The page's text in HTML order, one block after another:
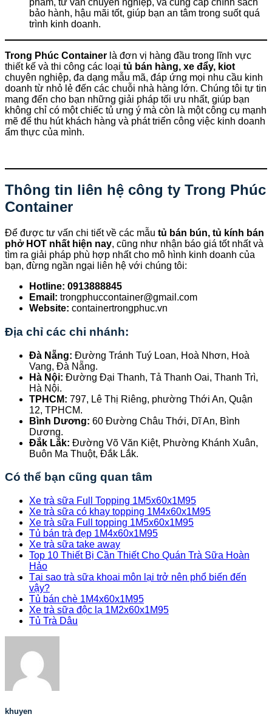
phẩm, tư vấn chuyên nghiệp, và cung cấp chính sách
bảo hành, hậu mãi tốt, giúp bạn an tâm trong suốt quá
trình kinh doanh.
Trong Phúc Container là đơn vị hàng đầu trong lĩnh vực
thiết kế và thi công các loại tủ bán hàng, xe đẩy, kiot
chuyên nghiệp, đa dạng mẫu mã, đáp ứng mọi nhu cầu kinh
doanh từ nhỏ lẻ đến các chuỗi nhà hàng lớn. Chúng tôi tự tin
mang đến cho bạn những giải pháp tối ưu nhất, giúp bạn
không chỉ có một chiếc tủ ưng ý mà còn là một công cụ mạnh
mẽ để thu hút khách hàng và phát triển công việc kinh doanh
ẩm thực của mình.
Thông tin liên hệ công ty Trong Phúc
Container
Để được tư vấn chi tiết về các mẫu tủ bán bún, tủ kính bán
phở HOT nhất hiện nay, cũng như nhận báo giá tốt nhất và
tìm ra giải pháp phù hợp nhất cho mô hình kinh doanh của
bạn, đừng ngần ngại liên hệ với chúng tôi:
Hotline: 0913888845
Email: trongphuccontainer@gmail.com
Website: containertrongphuc.vn
Địa chỉ các chi nhánh:
Đà Nẵng: Đường Tránh Tuý Loan, Hoà Nhơn, Hoà
Vang, Đà Nẵng.
Hà Nội: Đường Đại Thanh, Tả Thanh Oai, Thanh Trì,
Hà Nội.
TPHCM: 797, Lê Thị Riêng, phường Thới An, Quận
12, TPHCM.
Bình Dương: 60 Đường Châu Thới, Dĩ An, Bình
Dương.
Đắk Lắk: Đường Võ Văn Kiệt, Phường Khánh Xuân,
Buôn Ma Thuột, Đắk Lắk.
Có thể bạn cũng quan tâm
Xe trà sữa Full Topping 1M5x60x1M95
Xe trà sữa có khay topping 1M4x60x1M95
Xe trà sữa Full topping 1M5x60x1M95
Tủ bán trà đẹp 1M4x60x1M95
Xe trà sữa take away
Top 10 Thiết Bị Cần Thiết Cho Quán Trà Sữa Hoàn
Hảo
Tại sao trà sữa khoai môn lại trở nên phổ biến đến
vậy?
Tủ bán chè 1M4x60x1M95
Xe trà sữa độc lạ 1M2x60x1M95
Tủ Trà Dâu
khuyen